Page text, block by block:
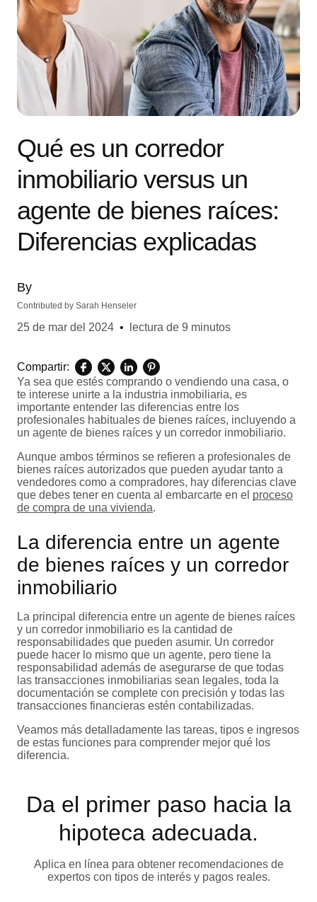
Qué es un corredor
inmobiliario versus un
agente de bienes raíces:
Diferencias explicadas
By
Contributed by Sarah Henseler
25 de mar del 2024 • lectura de 9 minutos
Compartir:
Ya sea que estés comprando o vendiendo una casa, o
te interese unirte a la industria inmobiliaria, es
importante entender las diferencias entre los
profesionales habituales de bienes raíces, incluyendo a
un agente de bienes raíces y un corredor inmobiliario.
Aunque ambos términos se refieren a profesionales de
bienes raíces autorizados que pueden ayudar tanto a
vendedores como a compradores, hay diferencias clave
que debes tener en cuenta al embarcarte en el proceso
de compra de una vivienda.
La diferencia entre un agente
de bienes raíces y un corredor
inmobiliario
La principal diferencia entre un agente de bienes raíces
y un corredor inmobiliario es la cantidad de
responsabilidades que pueden asumir. Un corredor
puede hacer lo mismo que un agente, pero tiene la
responsabilidad además de asegurarse de que todas
las transacciones inmobiliarias sean legales, toda la
documentación se complete con precisión y todas las
transacciones financieras estén contabilizadas.
Veamos más detalladamente las tareas, tipos e ingresos
de estas funciones para comprender mejor qué los
diferencia.
Da el primer paso hacia la
hipoteca adecuada.
Aplica en línea para obtener recomendaciones de
expertos con tipos de interés y pagos reales.